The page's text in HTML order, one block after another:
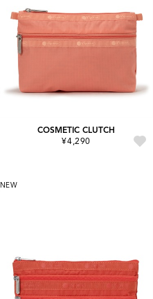
COSMETIC CLUTCH
¥4,290
NEW